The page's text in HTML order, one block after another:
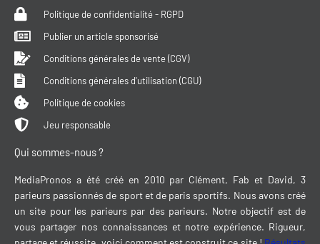
Politique de confidentialité - RGPD
Publier un article sponsorisé
Conditions générales de vente (CGV)
Conditions générales d'utilisation (CGU)
Politique de cookies
Jeu responsable
Qui sommes-nous ?
MediaPronos a été créé en 2010 par Clément, Fab et David, 3
parieurs passionnés de sport et de paris sportifs. Nous avons créé
un site pour les parieurs par des parieurs. Notre objectif est de
vous partager nos connaissances et notre expérience. Rigueur,